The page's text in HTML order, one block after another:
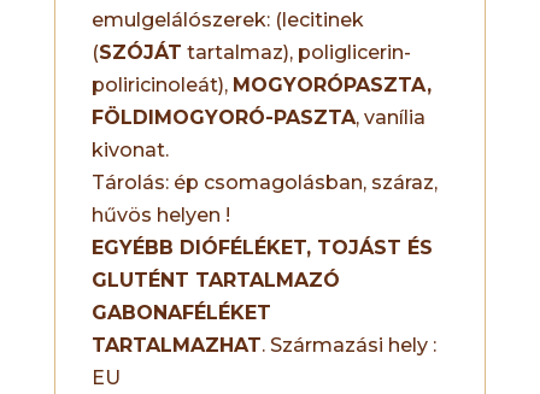
emulgelálószerek: (lecitinek
(SZÓJÁT tartalmaz), poliglicerin-
poliricinoleát), MOGYORÓPASZTA,
FÖLDIMOGYORÓ-PASZTA, vanília
kivonat.
Tárolás: ép csomagolásban, száraz,
hűvös helyen !
EGYÉBB DIÓFÉLÉKET, TOJÁST ÉS
GLUTÉNT TARTALMAZÓ
GABONAFÉLÉKET
TARTALMAZHAT. Származási hely :
EU